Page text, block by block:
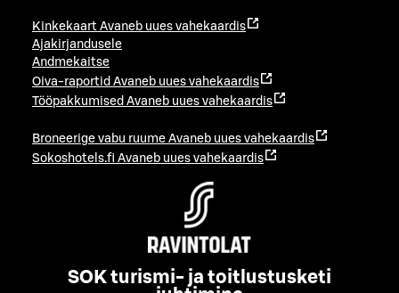
Kinkekaart Avaneb uues vahekaardis
Ajakirjandusele
Andmekaitse
Oiva-raportid Avaneb uues vahekaardis
Tööpakkumised Avaneb uues vahekaardis
Broneerige vabu ruume Avaneb uues vahekaardis
Sokoshotels.fi Avaneb uues vahekaardis
SOK turismi- ja toitlustusketi